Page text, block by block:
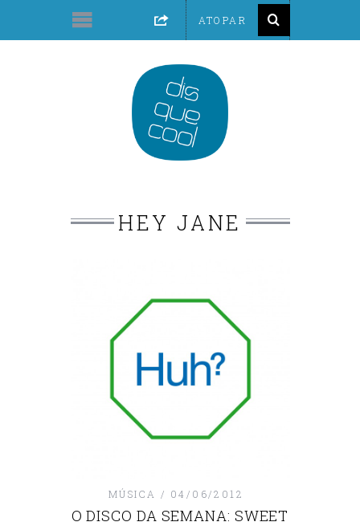
HEY JANE
MÚSICA 04/06/2012
O DISCO DA SEMANA: SWEET